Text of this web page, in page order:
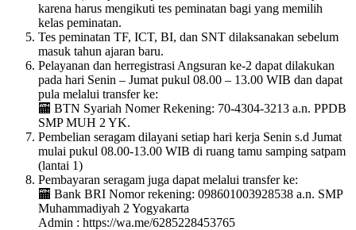
karena harus mengikuti tes peminatan bagi yang memilih
kelas peminatan.
Tes peminatan TF, ICT, BI, dan SNT dilaksanakan sebelum
masuk tahun ajaran baru.
Pelayanan dan herregistrasi Angsuran ke-2 dapat dilakukan
pada hari Senin – Jumat pukul 08.00 – 13.00 WIB dan dapat
pula melalui transfer ke:
🏧 BTN Syariah Nomer Rekening: 70-4304-3213 a.n. PPDB
SMP MUH 2 YK.
Pembelian seragam dilayani setiap hari kerja Senin s.d Jumat
mulai pukul 08.00-13.00 WIB di ruang tamu samping satpam
(lantai 1)
Pembayaran seragam juga dapat melalui transfer ke:
🏧 Bank BRI Nomor rekening: 098601003928538 a.n. SMP
Muhammadiyah 2 Yogyakarta
Admin : https://wa.me/6285228453765